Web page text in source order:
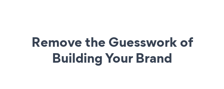
Remove the Guesswork of
Building Your Brand